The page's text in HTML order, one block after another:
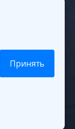
Принять